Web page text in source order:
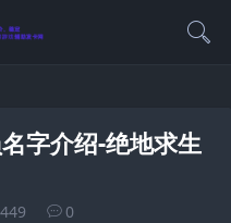
字介绍-绝地求生
449 0